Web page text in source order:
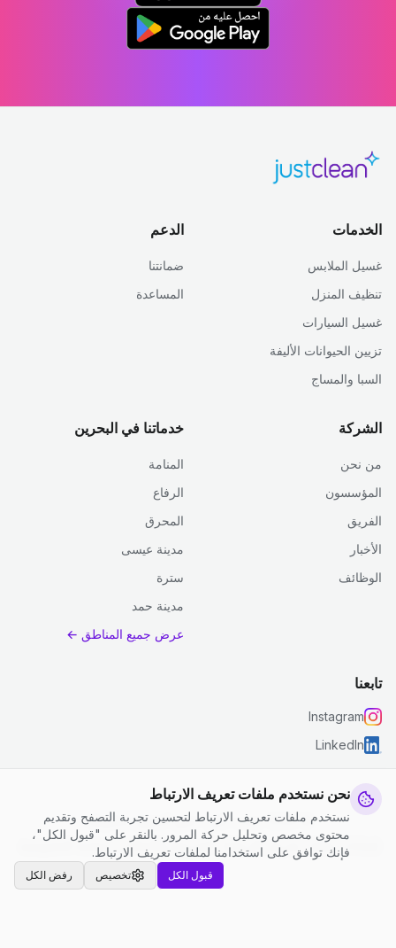
نحن نستخدم ملفات تعريف الارتباط
نستخدم ملفات تعريف الارتباط لتحسين تجربة التصفح وتقديم
محتوى مخصص وتحليل حركة المرور. بالنقر على "قبول الكل"،
فإنك توافق على استخدامنا لملفات تعريف الارتباط.
رفض الكل تخصيص قبول الكل
الخدمات
غسيل الملابس
تنظيف المنزل
غسيل السيارات
تزيين الحيوانات الأليفة
السبا والمساج
الدعم
ضمانتنا
المساعدة
الشركة
من نحن
المؤسسون
الفريق
الأخبار
الوظائف
خدماتنا في البحرين
المنامة
الرفاع
المحرق
مدينة عيسى
سترة
مدينة حمد
عرض جميع المناطق ←
تابعنا
Instagram
LinkedIn
© 2026 جست كلين. جميع الحقوق محفوظة.
سياسة الخصوصية
الشروط والأحكام | إعدادات ملفات تعريف الارتباط